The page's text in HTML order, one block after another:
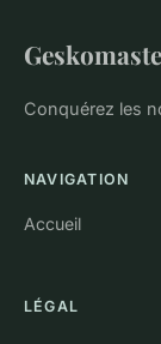
Conquérez les
NAVIGATION
Accueil
LÉGAL